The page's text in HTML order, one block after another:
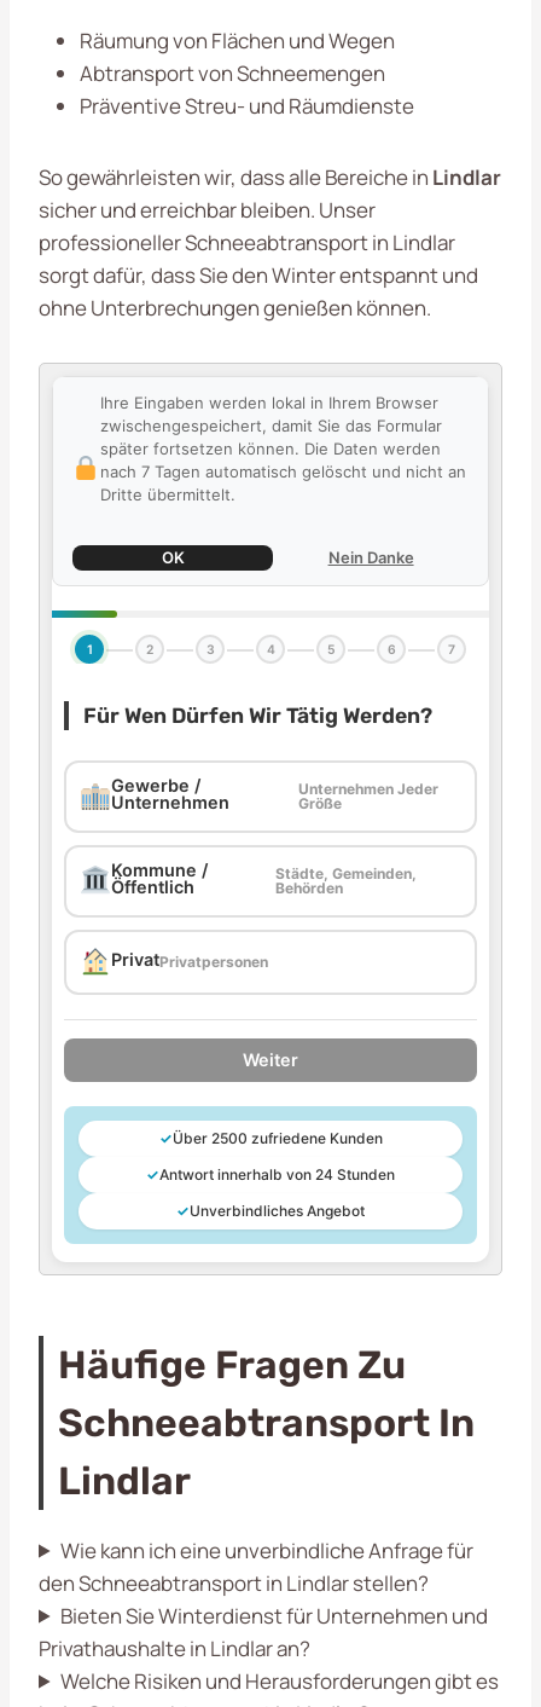
Räumung von Flächen und Wegen
Abtransport von Schneemengen
Präventive Streu- und Räumdienste
So gewährleisten wir, dass alle Bereiche in Lindlar
sicher und erreichbar bleiben. Unser
professioneller Schneeabtransport in Lindlar
sorgt dafür, dass Sie den Winter entspannt und
ohne Unterbrechungen genießen können.
Ihre Eingaben werden lokal in Ihrem Browser
zwischengespeichert, damit Sie das Formular
später fortsetzen können. Die Daten werden
nach 7 Tagen automatisch gelöscht und nicht an
Dritte übermittelt.
OK Nein Danke
1 2 3 4 5 6 7
Für Wen Dürfen Wir Tätig Werden?
Gewerbe /
Unternehmen
Unternehmen Jeder
Größe
Kommune /
Öffentlich
Städte, Gemeinden,
Behörden
PrivatPrivatpersonen
Weiter
✓Über 2500 zufriedene Kunden
✓Antwort innerhalb von 24 Stunden
✓Unverbindliches Angebot
Häufige Fragen Zu
Schneeabtransport In
Lindlar
Wie kann ich eine unverbindliche Anfrage für
den Schneeabtransport in Lindlar stellen?
Bieten Sie Winterdienst für Unternehmen und
Privathaushalte in Lindlar an?
Welche Risiken und Herausforderungen gibt es